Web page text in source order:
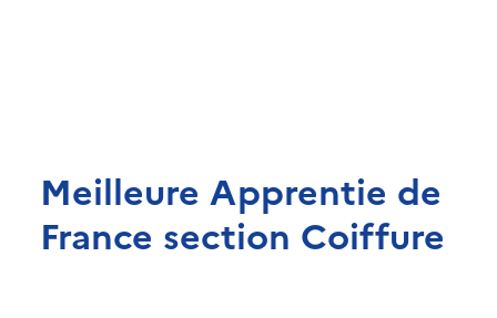
Meilleure Apprentie de
France section Coiffure